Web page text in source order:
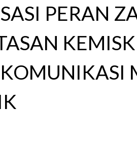
PERAN